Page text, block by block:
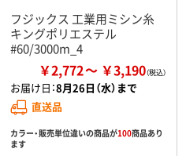
フジックス 工業用ミシン糸
キングポリエステル
#60/3000m_4
￥2,772 ￥3,190
お届け日：8月26日（水）まで
直送品
カラー・販売単位違いの商品が100商品あり
ます